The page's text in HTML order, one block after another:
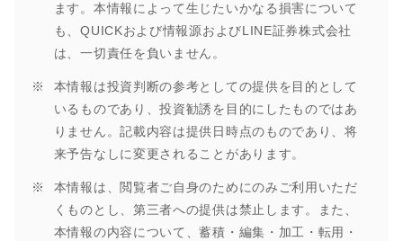
ます。本情報によって生じたいかなる損害について
も、QUICKおよび情報源およびLINE証券株式会社
は、一切責任を負いません。
本情報は投資判断の参考としての提供を目的として
いるものであり、投資勧誘を目的にしたものではあ
りません。記載内容は提供日時点のものであり、将
来予告なしに変更されることがあります。
本情報は、閲覧者ご自身のためにのみご利用いただ
くものとし、第三者への提供は禁止します。また、
本情報の内容について、蓄積・編集・加工・転用・